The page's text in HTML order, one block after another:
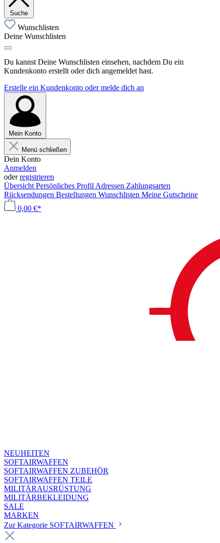
Suche
Wunschlisten
Deine Wunschlisten
Du kannst Deine Wunschlisten einsehen, nachdem Du ein
Kundenkonto erstellt oder dich angemeldet hast.
Erstelle ein Kundenkonto oder melde dich an
Mein Konto
Menü schließen
Dein Konto
Anmelden
oderregistrieren
Übersicht Persönliches Profil Adressen Zahlungsarten
Rücksendungen Bestellungen Wunschlisten Meine Gutscheine
0,00 €*
NEUHEITEN
SOFTAIRWAFFEN
SOFTAIRWAFFEN ZUBEHÖR
SOFTAIRWAFFEN TEILE
MILITÄRAUSRÜSTUNG
MILITÄRBEKLEIDUNG
SALE
MARKEN
Zur Kategorie SOFTAIRWAFFEN